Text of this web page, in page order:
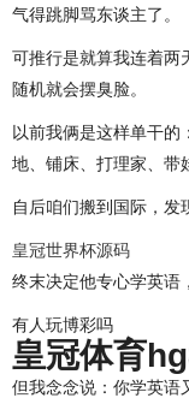
气得跳脚骂东谈主了。
可推行是就算我连着两
随机就会摆臭脸。
以前我俩是这样单干的
地、铺床、打理家、带
自后咱们搬到国际，发
皇冠世界杯源码
终末决定他专心学英语
有人玩博彩吗
皇冠体育
但我念念说：你学英语